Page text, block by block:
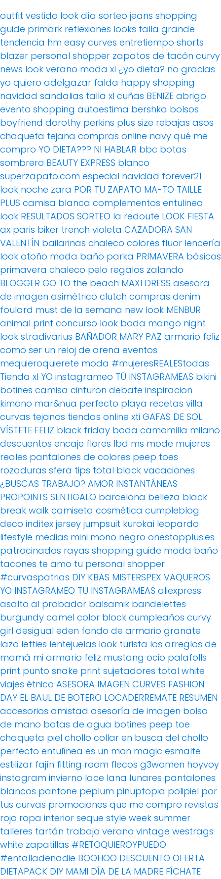
outfit vestido look día sorteo jeans shopping
guide primark reflexiones looks talla grande
tendencia hm easy curves entretiempo shorts
blazer personal shopper zapatos de tacón curvy
news look verano moda xl ¿yo dieta? no gracias
yo quiero adelgazar falda happy shopping
navidad sandalias talla xl cuñas BENIZE abrigo
evento shopping autoestima bershka bolsos
boyfriend dorothy perkins plus size rebajas asos
chaqueta tejana compras online navy qué me
compro YO DIETA??? NI HABLAR bbc botas
sombrero BEAUTY EXPRESS blanco
superzapato.com especial navidad forever21
look noche zara POR TU ZAPATO MA-TO TAILLE
PLUS camisa blanca complementos entulinea
look RESULTADOS SORTEO la redoute LOOK FIESTA
ax paris biker trench violeta CAZADORA SAN
VALENTÍN bailarinas chaleco colores fluor lencería
look otoño moda baño parka PRIMAVERA básicos
primavera chaleco pelo regalos zalando
BLOGGER GO TO the beach MAXI DRESS asesora
de imagen asimétrico clutch compras denim
foulard must de la semana new look MENBUR
animal print concurso look boda mango night
look stradivarius BAÑADOR MARY PAZ armario feliz
como ser un reloj de arena eventos
mequieroquierete moda #mujeresREALEStodas
Tienda xl YO instagrameo TÚ INSTAGRAMEAS bikini
botines camisa cinturon debate inspiracion
kimono mar&nua perfecto playa recetas villa
curvas tejanos tiendas online xti GAFAS DE SOL
VÍSTETE FELIZ black friday boda camomilla milano
descuentos encaje flores lbd ms mode mujeres
reales pantalones de colores peep toes
rozaduras sfera tips total black vacaciones
¿BUSCAS TRABAJO? AMOR INSTANTÁNEAS
PROPOINTS SENTIGALO barcelona belleza black
break walk camiseta cosmética cumpleblog
deco inditex jersey jumpsuit kurokai leopardo
lifestyle medias mini mono negro onestopplus.es
patrocinados rayas shopping guide moda baño
tacones te amo tu personal shopper
#curvaspatrias DIY KBAS MISTERSPEX VAQUEROS
YO INSTAGRAMEO TU INSTAGRAMEAS aliexpress
asalto al probador balsamik bandelettes
burgundy camel color block cumpleaños curvy
girl desigual eden fondo de armario granate
lazo lefties lentejuelas look turista los arreglos de
mamá mi armario feliz mustang ocio palafolls
print punto snake print sujetadores total white
viajes étnico ASESORA IMAGEN CURVES FASHION
DAY EL BAUL DE BOTERO LOCADERREMATE RESUMEN
accesorios amistad asesoría de imagen bolso
de mano botas de agua botines peep toe
chaqueta piel chollo collar en busca del chollo
perfecto entulínea es un mon magic esmalte
estilizar fajín fitting room flecos g3women hoyvoy
instagram invierno lace lana lunares pantalones
blancos pantone peplum pinuptopia polipiel por
tus curvas promociones que me compro revistas
rojo ropa interior seque style week summer
talleres tartán trabajo verano vintage westrags
white zapatillas #RETOQUIEROYPUEDO
#entalladenadie BOOHOO DESCUENTO OFERTA
DIETAPACK DIY MAMI DÍA DE LA MADRE FÍCHATE